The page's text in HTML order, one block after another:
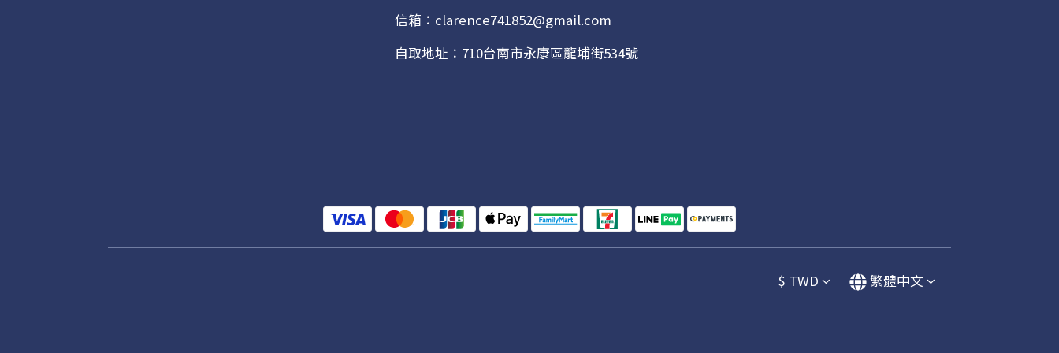
信箱：clarence741852@gmail.com
自取地址：710台南市永康區龍埔街534號
$ TWD 繁體中文